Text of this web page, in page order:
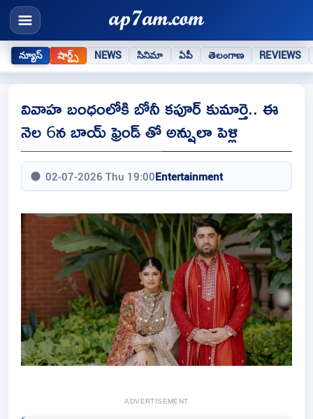
న్యూస్ షార్ట్స్ NEWS సినిమా ఏపీ తెలంగాణ REVIEWS
వివాహ బంధంలోకి బోనీ కపూర్ కుమార్తె.. ఈ
నెల 6న బాయ్ ఫ్రెండ్ తో అన్షులా పెళ్లి
02-07-2026 Thu 19:00Entertainment
ADVERTISEMENT